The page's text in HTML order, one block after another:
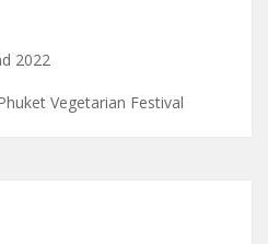
2022
Vegetarian Festival